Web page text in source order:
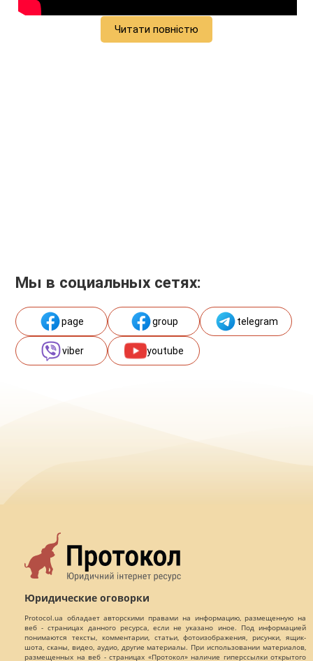
Читати повністю
Мы в социальных сетях:
page group telegram
viber youtube
Юридические оговорки
Protocol.ua обладает авторскими правами на информацию, размещенную на
веб - страницах данного ресурса, если не указано иное. Под информацией
понимаются тексты, комментарии, статьи, фотоизображения, рисунки, ящик-
шота, сканы, видео, аудио, другие материалы. При использовании материалов,
размещенных на веб - страницах «Протокол» наличие гиперссылки открытого